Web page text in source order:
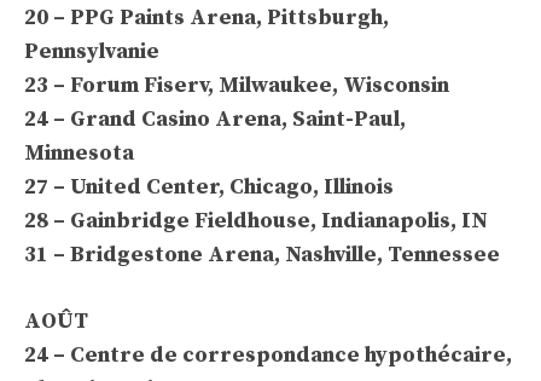
20 – PPG Paints Arena, Pittsburgh,
Pennsylvanie
23 – Forum Fiserv, Milwaukee, Wisconsin
24 – Grand Casino Arena, Saint-Paul,
Minnesota
27 – United Center, Chicago, Illinois
28 – Gainbridge Fieldhouse, Indianapolis, IN
31 – Bridgestone Arena, Nashville, Tennessee
AOÛT
24 – Centre de correspondance hypothécaire,